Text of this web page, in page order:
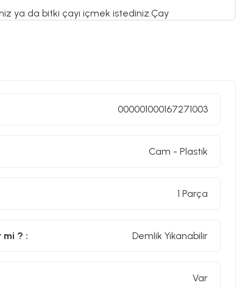
ya da bitki çayı içmek istediniz.Çay
sonra,su sıcaklığını iki saat boyunca
000001000167271003
Cam - Plastik
1 Parça
mi ? : Demlik Yıkanabilir
Var